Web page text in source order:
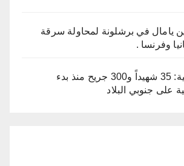
يامال في برشلونة لمحاولة سرقة
وفرنسا .
الصحة الإيرانية: 35 شهيداً و300 جريح منذ بدء
على جنوبي البلاد